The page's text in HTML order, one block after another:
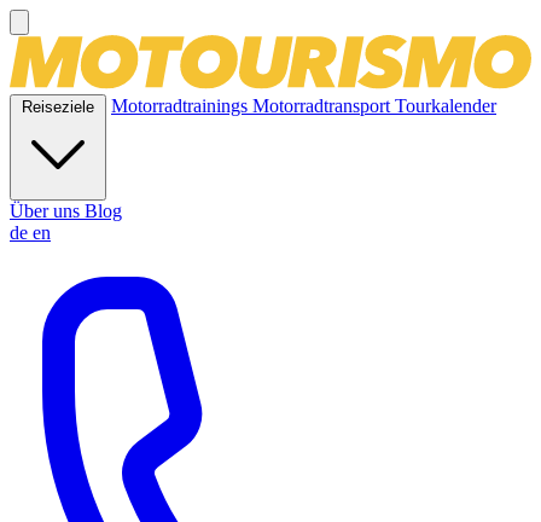
Reiseziele Motorradtrainings MotorradtransportTourkalender
Über uns Blog
de en